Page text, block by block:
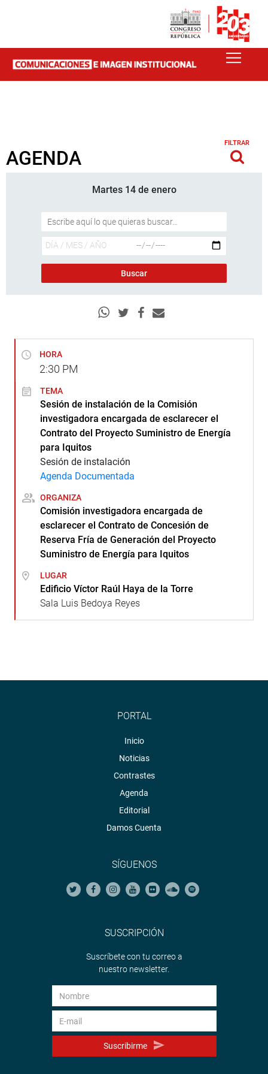
AGENDA
FILTRAR
Martes 14 de enero
HORA
2:30 PM
TEMA
Sesión de instalación de la Comisión
investigadora encargada de esclarecer el
Contrato del Proyecto Suministro de Energía
para Iquitos
Sesión de instalación
Agenda Documentada
ORGANIZA
Comisión investigadora encargada de
esclarecer el Contrato de Concesión de
Reserva Fría de Generación del Proyecto
Suministro de Energía para Iquitos
LUGAR
Edificio Víctor Raúl Haya de la Torre
Sala Luis Bedoya Reyes
PORTAL
Inicio
Noticias
Contrastes
Agenda
Editorial
Damos Cuenta
SÍGUENOS
SUSCRIPCIÓN
Suscríbete con tu correo a
nuestro newsletter.
Suscribirme